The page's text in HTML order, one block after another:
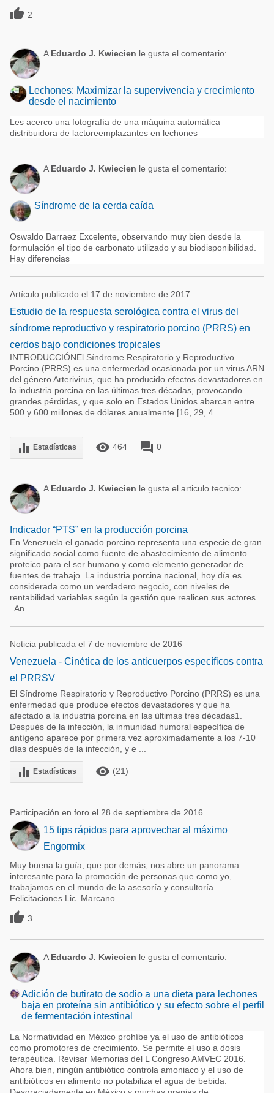
 2
A Eduardo J. Kwiecien le gusta el comentario:
Lechones: Maximizar la supervivencia y crecimiento
desde el nacimiento
Les acerco una fotografía de una máquina automática
distribuidora de lactoreemplazantes en lechones
A Eduardo J. Kwiecien le gusta el comentario:
Síndrome de la cerda caída
Oswaldo Barraez Excelente, observando muy bien desde la
formulación el tipo de carbonato utilizado y su biodisponibilidad.
Hay diferencias
Artículo publicado el 17 de noviembre de 2017
Estudio de la respuesta serológica contra el virus del
síndrome reproductivo y respiratorio porcino (PRRS) en
cerdos bajo condiciones tropicales
INTRODUCCIÓNEl Síndrome Respiratorio y Reproductivo
Porcino (PRRS) es una enfermedad ocasionada por un virus ARN
del género Arterivirus, que ha producido efectos devastadores en
la industria porcina en las últimas tres décadas, provocando
grandes pérdidas, y que solo en Estados Unidos abarcan entre
500 y 600 millones de dólares anualmente [16, 29, 4 ...
equalizer Estadísticas remove_red_eye 464 forum 0
A Eduardo J. Kwiecien le gusta el articulo tecnico:
Indicador “PTS” en la producción porcina
En Venezuela el ganado porcino representa una especie de gran
significado social como fuente de abastecimiento de alimento
proteico para el ser humano y como elemento generador de
fuentes de trabajo. La industria porcina nacional, hoy día es
considerada como un verdadero negocio, con niveles de
rentabilidad variables según la gestión que realicen sus actores.
An ...
Noticia publicada el 7 de noviembre de 2016
Venezuela - Cinética de los anticuerpos específicos contra
el PRRSV
El Síndrome Respiratorio y Reproductivo Porcino (PRRS) es una
enfermedad que produce efectos devastadores y que ha
afectado a la industria porcina en las últimas tres décadas1.
Después de la infección, la inmunidad humoral específica de
antígeno aparece por primera vez aproximadamente a los 7-10
días después de la infección, y e ...
equalizer Estadísticas remove_red_eye (21)
Participación en foro el 28 de septiembre de 2016
15 tips rápidos para aprovechar al máximo
Engormix
Muy buena la guía, que por demás, nos abre un panorama
interesante para la promoción de personas que como yo,
trabajamos en el mundo de la asesoría y consultoría.
Felicitaciones Lic. Marcano
 3
A Eduardo J. Kwiecien le gusta el comentario:
Adición de butirato de sodio a una dieta para lechones
baja en proteína sin antibiótico y su efecto sobre el perfil
de fermentación intestinal
La Normatividad en México prohíbe ya el uso de antibióticos
como promotores de crecimiento. Se permite el uso a dosis
terapéutica. Revisar Memorias del L Congreso AMVEC 2016.
Ahora bien, ningún antibiótico controla amoniaco y el uso de
antibióticos en alimento no potabiliza el agua de bebida.